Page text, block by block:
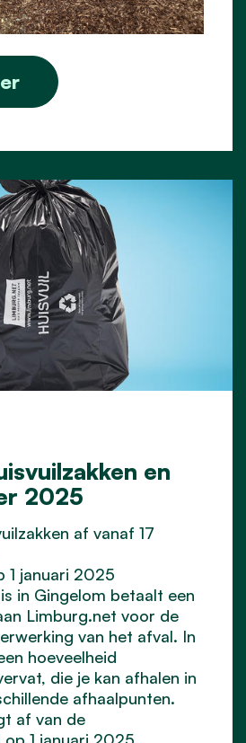
en
2025
af vanaf 17
1 januari 2025
in Gingelom betaalt een
Limburg.net voor de
van het afval. In
hoeveelheid
die je kan afhalen in
afhaalpunten.
af van de